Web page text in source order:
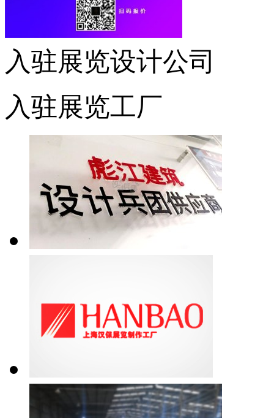
入驻展览设计公司
入驻展览工厂